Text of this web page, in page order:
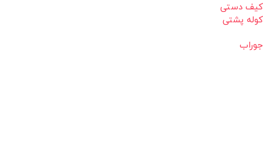
کیف دستی
کوله پشتی
جوراب